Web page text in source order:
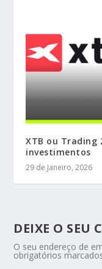
XTB ou Trading
investimentos
29 de Janeiro, 2026
DEIXE O SEU
O seu endereço de
obrigatórios